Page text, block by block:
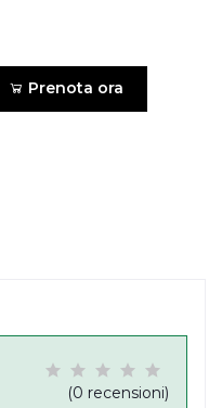
Prenota ora
(0 recensioni)